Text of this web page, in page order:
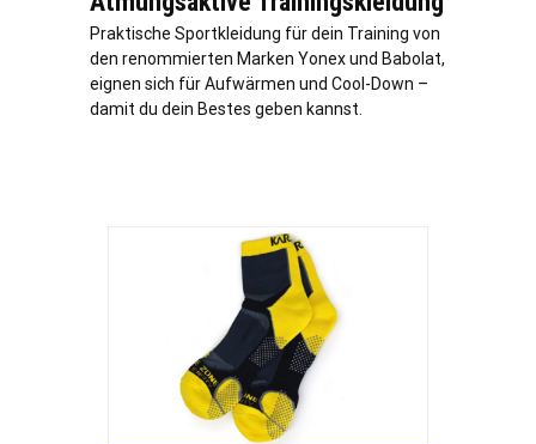
Praktische Sportkleidung für dein Training von
den renommierten Marken Yonex und Babolat,
eignen sich für Aufwärmen und Cool-Down –
damit du dein Bestes geben kannst.